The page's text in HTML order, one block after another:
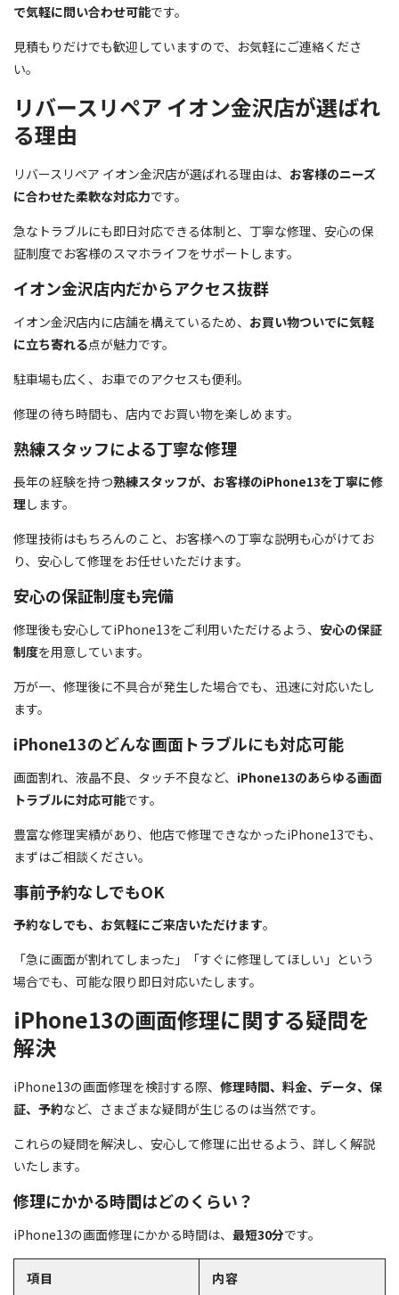
で気軽に問い合わせ可能です。
見積もりだけでも歓迎していますので、お気軽にご連絡くださ
い。
リバースリペア イオン金沢店が選ばれ
る理由
リバースリペア イオン金沢店が選ばれる理由は、 お客様のニーズ
に合わせた柔軟な対応力です。
急なトラブルにも即日対応できる体制と、丁寧な修理、安心の保
証制度でお客様のスマホライフをサポートします。
イオン金沢店内だからアクセス抜群
イオン金沢店内に店舗を構えているため、 お買い物ついでに気軽
に立ち寄れる点が魅力です。
駐車場も広く、お車でのアクセスも便利。
修理の待ち時間も、店内でお買い物を楽しめます。
熟練スタッフによる丁寧な修理
長年の経験を持つ熟練スタッフが、お客様のiPhone13を丁寧に修
理します。
修理技術はもちろんのこと、お客様への丁寧な説明も心がけてお
り、安心して修理をお任せいただけます。
安心の保証制度も完備
修理後も安心してiPhone13をご利用いただけるよう、 安心の保証
制度を用意しています。
万が一、修理後に不具合が発生した場合でも、迅速に対応いたし
ます。
iPhone13のどんな画面トラブルにも対応可能
画面割れ、液晶不良、タッチ不良など、 iPhone13のあらゆる画面
トラブルに対応可能です。
豊富な修理実績があり、他店で修理できなかったiPhone13でも、
まずはご相談ください。
事前予約なしでもOK
予約なしでも、お気軽にご来店いただけます。
「急に画面が割れてしまった」「すぐに修理してほしい」という
場合でも、可能な限り即日対応いたします。
iPhone13の画面修理に関する疑問を
解決
iPhone13の画面修理を検討する際、 修理時間、料金、データ、保
証、予約など、さまざまな疑問が生じるのは当然です。
これらの疑問を解決し、安心して修理に出せるよう、詳しく解説
いたします。
修理にかかる時間はどのくらい？
iPhone13の画面修理にかかる時間は、 最短30分です。
項目 内容